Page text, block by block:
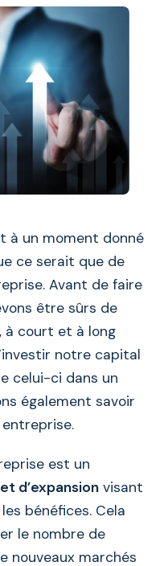
à un moment donné
ce serait que de
Avant de faire
être sûrs de
, à court et à long
notre capital
celui-ci dans un
également savoir
est un
d’expansion visant
bénéfices. Cela
le nombre de
nouveaux marchés